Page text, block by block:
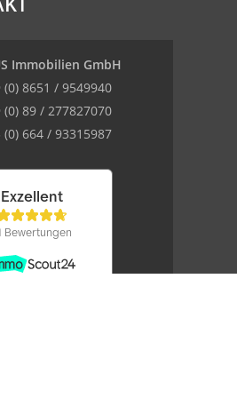
Immobilien GmbH
(0) 8651 / 9549940
(0) 89 / 277827070
(0) 664 / 93315987